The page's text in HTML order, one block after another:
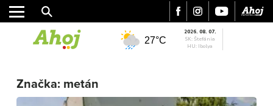
REGIÓN
27°C
2026. 08. 07.
SK: Štefánia
HU: Ibolya
Značka: metán